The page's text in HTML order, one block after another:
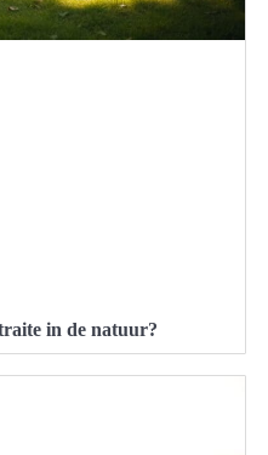
in de natuur?